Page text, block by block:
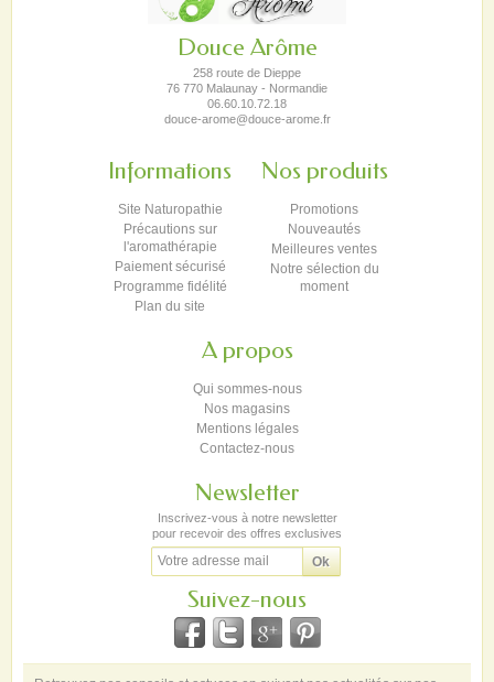
Douce Arôme
258 route de Dieppe
76 770 Malaunay - Normandie
06.60.10.72.18
douce-arome@douce-arome.fr
Informations
Site Naturopathie
Précautions sur
l'aromathérapie
Paiement sécurisé
Programme fidélité
Plan du site
Nos produits
Promotions
Nouveautés
Meilleures ventes
Notre sélection du
moment
A propos
Qui sommes-nous
Nos magasins
Mentions légales
Contactez-nous
Newsletter
Inscrivez-vous à notre newsletter
pour recevoir des offres exclusives
Suivez-nous